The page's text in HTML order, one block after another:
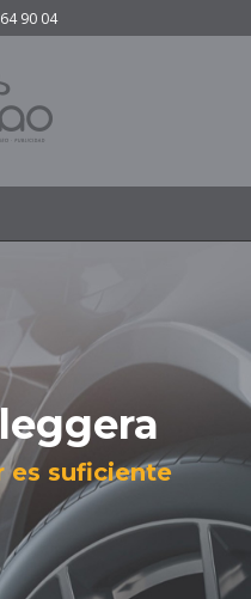
64 90 04
es suficiente